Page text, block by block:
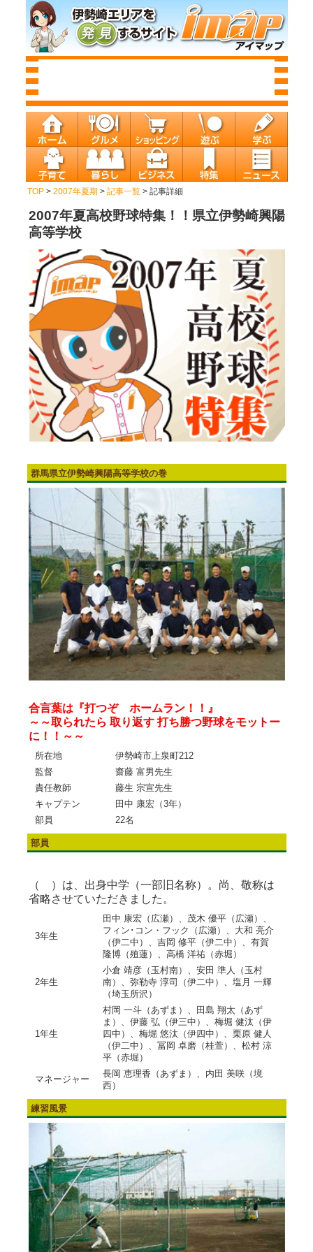
TOP> 2007年夏期 > 記事一覧> 記事詳細
2007年夏高校野球特集！！県立伊勢崎興陽
高等学校
群馬県立伊勢崎興陽高等学校の巻
合言葉は『打つぞ ホームラン！！』
～～取られたら 取り返す 打ち勝つ野球をモットー
に！！～～
所在地
伊勢崎市上泉町212
監督
齋藤 富男先生
責任教師
藤生 宗宣先生
キャプテン
田中 康宏（3年）
部員
22名
部員
（ ）は、出身中学（一部旧名称）。尚、敬称は
省略させていただきました。
3年生
田中 康宏（広瀬）、茂木 優平（広瀬）、
フィン･コン・フック（広瀬）、大和 亮介
（伊二中）、吉岡 修平（伊二中）、有賀
隆博（殖蓮）、高橋 洋祐（赤堀）
2年生
小倉 靖彦（玉村南）、安田 準人（玉村
南）、弥勒寺 淳司（伊二中）、塩月 一輝
（埼玉所沢）
1年生
村岡 一斗（あずま）、田島 翔太（あず
ま）、伊藤 弘（伊三中）、梅堀 健汰（伊
四中）、梅堀 悠汰（伊四中）、栗原 健人
（伊二中）、冨岡 卓磨（桂萱）、松村 涼
平（赤堀）
マネージャー
長岡 恵理香（あずま）、内田 美咲（境
西）
練習風景